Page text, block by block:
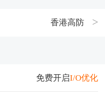
香港高防
免费开启I/O优化